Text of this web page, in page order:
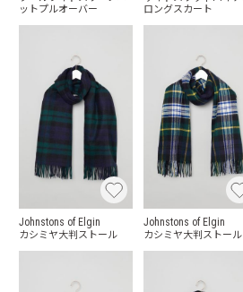
ットプルオーバー
ロングスカート
Johnstons of Elgin
カシミヤ大判ストール
Johnstons of Elgin
カシミヤ大判ストール